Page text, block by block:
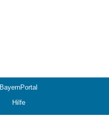
BayernPortal
Hilfe